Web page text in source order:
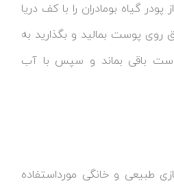
گیاه بومادران را با کف دریا
روی پوست بمالید و بگذارید به
باقی بماند و سپس با آب
طبیعی و خانگی مورداستفاده